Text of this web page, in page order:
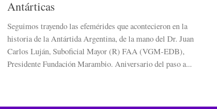
Antárticas
Seguimos trayendo las efemérides que acontecieron en la
historia de la Antártida Argentina, de la mano del Dr. Juan
Carlos Luján, Suboficial Mayor (R) FAA (VGM-EDB),
Presidente Fundación Marambio. Aniversario del paso a...